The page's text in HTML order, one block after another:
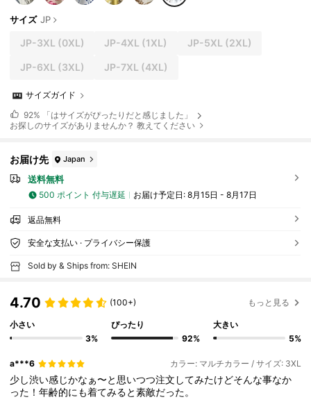
サイズ JP
JP-3XL (0XL) JP-4XL (1XL) JP-5XL (2XL)
JP-6XL (3XL) JP-7XL (4XL)
サイズガイド
92% 「はサイズがぴったりだと感じました」
お探しのサイズがありませんか？ 教えてください
お届け先 Japan
送料無料
500 ポイント 付与遅延 お届け予定日: 8月15日 - 8月17日
返品無料
安全な支払い · プライバシー保護
Sold by & Ships from: SHEIN
4.70 (100+) もっと見る
小さい
3%
ぴったり
92%
大きい
5%
a***6 カラー: マルチカラー / サイズ: 3XL
少し渋い感じかなぁ〜と思いつつ注文してみたけどそんな事なか
った！年齢的にも着てみると素敵だった。